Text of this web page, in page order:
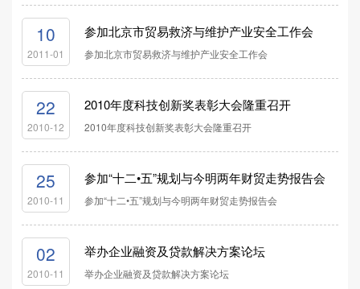
10
2011-01
参加北京市贸易救济与维护产业安全工作会
参加北京市贸易救济与维护产业安全工作会
22
2010-12
2010年度科技创新奖表彰大会隆重召开
2010年度科技创新奖表彰大会隆重召开
25
2010-11
参加“十二•五”规划与今明两年财贸走势报告会
参加“十二•五”规划与今明两年财贸走势报告会
02
2010-11
举办企业融资及贷款解决方案论坛
举办企业融资及贷款解决方案论坛